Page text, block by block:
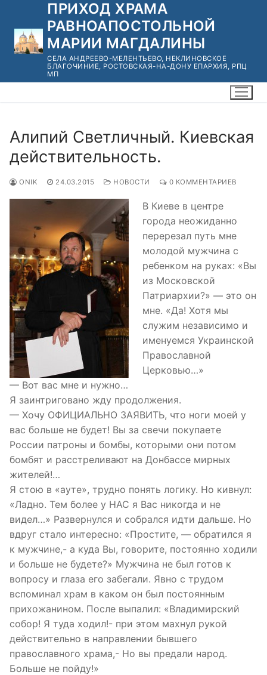
содержимому
ПРИХОД ХРАМА
РАВНОАПОСТОЛЬНОЙ
МАРИИ МАГДАЛИНЫ
СЕЛА АНДРЕЕВО-МЕЛЕНТЬЕВО, НЕКЛИНОВСКОЕ
БЛАГОЧИНИЕ, РОСТОВСКАЯ-НА-ДОНУ ЕПАРХИЯ, РПЦ
МП
Алипий Светличный. Киевская
действительность.
ONIK 24.03.2015 НОВОСТИ 0 КОММЕНТАРИЕВ
В Киеве в центре
города неожиданно
перерезал путь мне
молодой мужчина с
ребенком на руках: «Вы
из Московской
Патриархии?» — это он
мне. «Да! Хотя мы
служим независимо и
именуемся Украинской
Православной
Церковью…»
— Вот вас мне и нужно…
Я заинтриговано жду продолжения.
— Хочу ОФИЦИАЛЬНО ЗАЯВИТЬ, что ноги моей у
вас больше не будет! Вы за свечи покупаете
России патроны и бомбы, которыми они потом
бомбят и расстреливают на Донбассе мирных
жителей!…
Я стою в «ауте», трудно понять логику. Но кивнул:
«Ладно. Тем более у НАС я Вас никогда и не
видел…» Развернулся и собрался идти дальше. Но
вдруг стало интересно: «Простите, — обратился я
к мужчине,- а куда Вы, говорите, постоянно ходили
и больше не будете?» Мужчина не был готов к
вопросу и глаза его забегали. Явно с трудом
вспоминал храм в каком он был постоянным
прихожанином. После выпалил: «Владимирский
собор! Я туда ходил!- при этом махнул рукой
действительно в направлении бывшего
православного храма,- Но вы предали народ.
Больше не пойду!»